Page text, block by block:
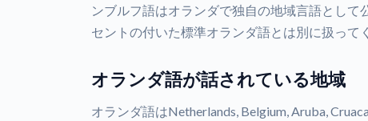
ンブルフ語はオランダで独自の地域言語として
セントの付いた標準オランダ語とは別に扱って
オランダ語が話されている地域
オランダ語はNetherlands, Belgium, Aruba,